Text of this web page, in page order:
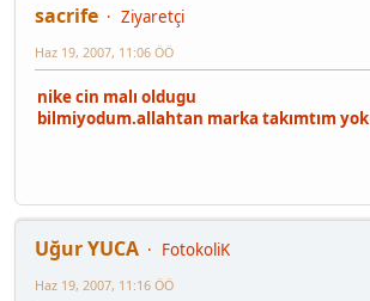
sacrife
Ziyaretçi
Haz 19, 2007, 11:06 ÖÖ
nike cin malı oldugu
bilmiyodum.allahtan marka takımtım yok
Uğur YUCA
FotokoliK
Haz 19, 2007, 11:16 ÖÖ